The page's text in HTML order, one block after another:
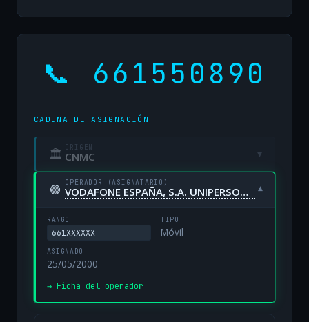
📞 661550890
CADENA DE ASIGNACIÓN
🏛 ORIGEN
CNMC ▾
🟢 OPERADOR (ASIGNATARIO)
VODAFONE ESPAÑA, S.A. UNIPERSONAL ▾
RANGO
661XXXXXX
TIPO
Móvil
ASIGNADO
25/05/2000
→ Ficha del operador